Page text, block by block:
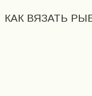
КАК ВЯЗАТЬ